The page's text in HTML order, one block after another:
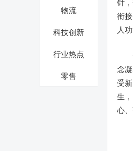
物流
科技创新
行业热点
零售
针
衔
人
一
念
受
生
心